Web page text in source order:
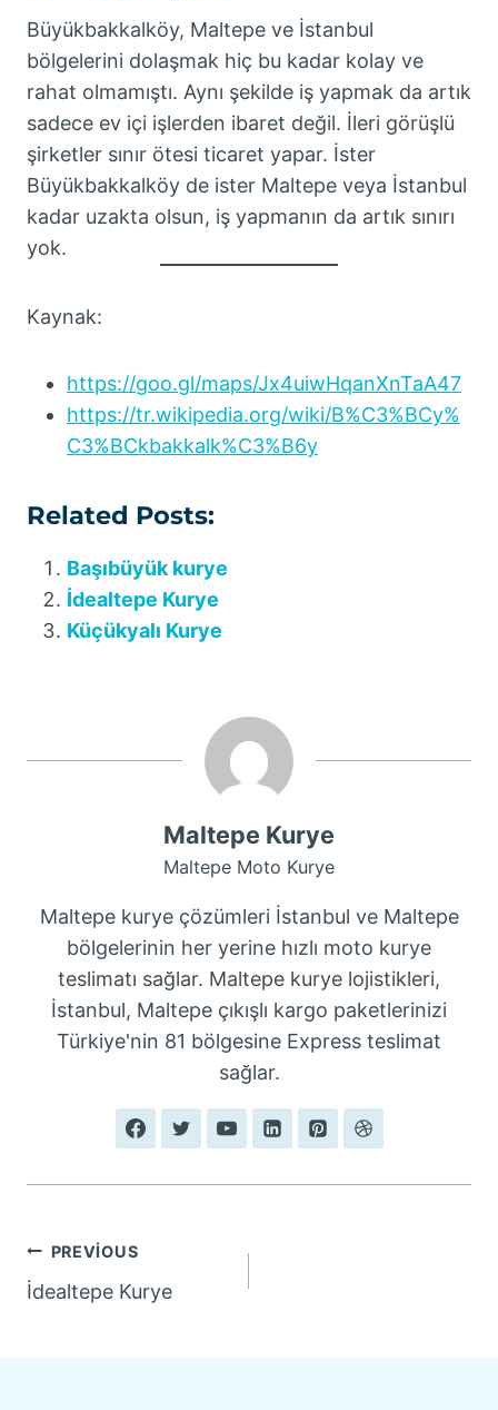
Büyükbakkalköy, Maltepe ve İstanbul
bölgelerini dolaşmak hiç bu kadar kolay ve
rahat olmamıştı. Aynı şekilde iş yapmak da artık
sadece ev içi işlerden ibaret değil. İleri görüşlü
şirketler sınır ötesi ticaret yapar. İster
Büyükbakkalköy de ister Maltepe veya İstanbul
kadar uzakta olsun, iş yapmanın da artık sınırı
yok.
Kaynak:
https://goo.gl/maps/Jx4uiwHqanXnTaA47
https://tr.wikipedia.org/wiki/B%C3%BCy%
C3%BCkbakkalk%C3%B6y
Related Posts:
Başıbüyük kurye
İdealtepe Kurye
Küçükyalı Kurye
Maltepe Kurye
Maltepe Moto Kurye
Maltepe kurye çözümleri İstanbul ve Maltepe
bölgelerinin her yerine hızlı moto kurye
teslimatı sağlar. Maltepe kurye lojistikleri,
İstanbul, Maltepe çıkışlı kargo paketlerinizi
Türkiye'nin 81 bölgesine Express teslimat
sağlar.
Yazı
gezinmesi
PREVIOUS
İdealtepe Kurye